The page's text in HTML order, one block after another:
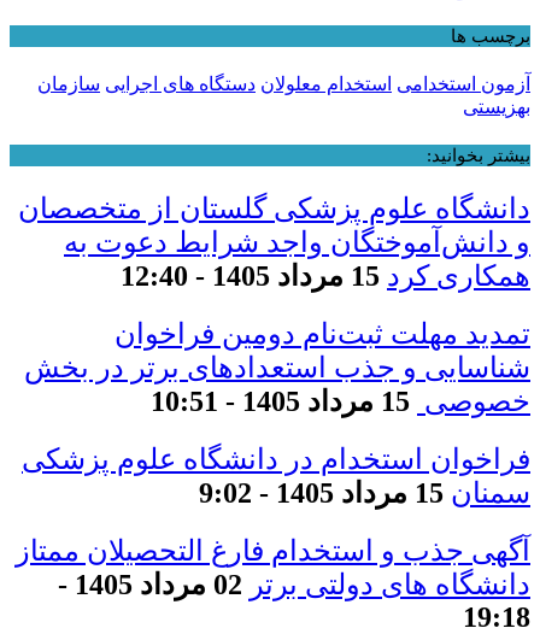
برچسب ها
آزمون استخدامی استخدام معلولان دستگاه های اجرایی سازمان
بهزیستی
بیشتر بخوانید:
دانشگاه علوم پزشکی گلستان از متخصصان
و دانش‌آموختگان واجد شرایط دعوت به
همکاری کرد 15 مرداد 1405 - 12:40
تمدید مهلت ثبت‌نام دومین فراخوان
شناسایی و جذب استعدادهای برتر در بخش
خصوصی 15 مرداد 1405 - 10:51
فراخوان استخدام در دانشگاه علوم پزشکی
سمنان 15 مرداد 1405 - 9:02
آگهی جذب و استخدام فارغ التحصیلان ممتاز
دانشگاه های دولتی برتر
02 مرداد 1405 -
19:18